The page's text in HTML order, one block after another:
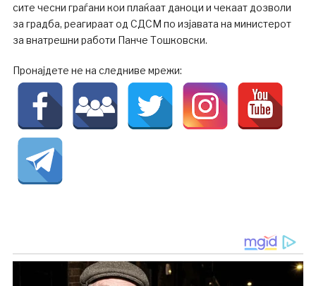
сите чесни граѓани кои плаќаат даноци и чекаат дозволи
за градба, реагираат од СДСМ по изјавата на министерот
за внатрешни работи Панче Тошковски.
Пронајдете не на следниве мрежи: